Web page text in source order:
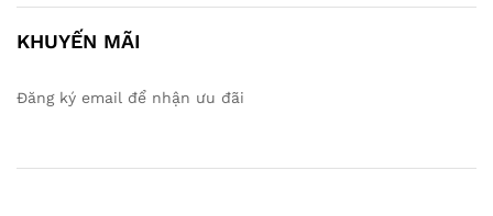
KHUYẾN MÃI
Đăng ký email để nhận ưu đãi